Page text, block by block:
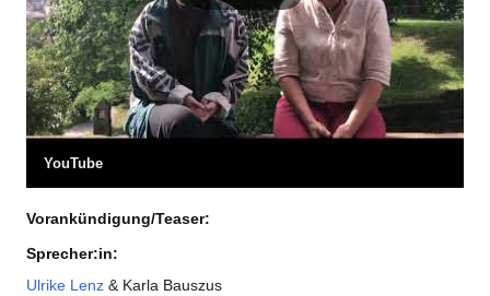
YouTube
Vorankündigung/Teaser:
Sprecher:in:
Ulrike Lenz & Karla Bauszus